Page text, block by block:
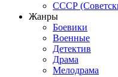
СССР
Жанры
Боевики
Военные
Детектив
Драма
Мелодрама